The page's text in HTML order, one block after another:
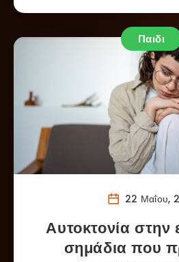
Παιδι
22 Μαΐου,
Αυτοκτονία στην
σημάδια που